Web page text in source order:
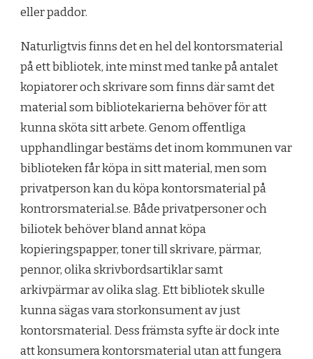
eller paddor.
Naturligtvis finns det en hel del kontorsmaterial
på ett bibliotek, inte minst med tanke på antalet
kopiatorer och skrivare som finns där samt det
material som bibliotekarierna behöver för att
kunna sköta sitt arbete. Genom offentliga
upphandlingar bestäms det inom kommunen var
biblioteken får köpa in sitt material, men som
privatperson kan du köpa kontorsmaterial på
kontrorsmaterial.se. Både privatpersoner och
biliotek behöver bland annat köpa
kopieringspapper, toner till skrivare, pärmar,
pennor, olika skrivbordsartiklar samt
arkivpärmar av olika slag. Ett bibliotek skulle
kunna sägas vara storkonsument av just
kontorsmaterial. Dess främsta syfte är dock inte
att konsumera kontorsmaterial utan att fungera